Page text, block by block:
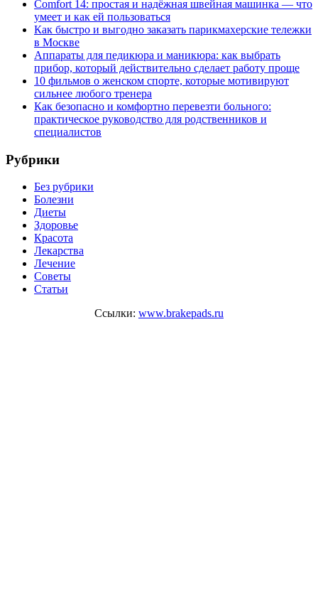
Comfort 14: простая и надёжная швейная машинка — что
умеет и как ей пользоваться
Как быстро и выгодно заказать парикмахерские тележки
в Москве
Аппараты для педикюра и маникюра: как выбрать
прибор, который действительно сделает работу проще
10 фильмов о женском спорте, которые мотивируют
сильнее любого тренера
Как безопасно и комфортно перевезти больного:
практическое руководство для родственников и
специалистов
Рубрики
Без рубрики
Болезни
Диеты
Здоровье
Красота
Лекарства
Лечение
Советы
Статьи
Ссылки: www.brakepads.ru